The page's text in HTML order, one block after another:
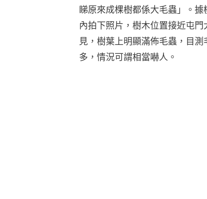
睇原來成棵樹都係大毛蟲」。
內拍下照片，樹木位置接近屯
見，樹葉上明顯滿佈毛蟲，目
多，情況可謂相當嚇人。